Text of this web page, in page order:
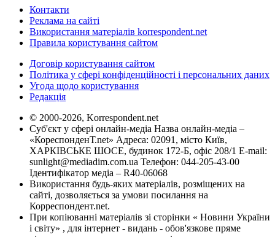
Контакти
Реклама на сайті
Використання матеріалів korrespondent.net
Правила користування сайтом
Договір користування сайтом
Політика у сфері конфіденційності і персональних даних
Угода щодо користування
Редакція
© 2000-2026, Korrespondent.net
Суб'єкт у сфері онлайн-медіа Назва онлайн-медіа –
«КореспонденТ.net» Адреса: 02091, місто Київ,
ХАРКІВСЬКЕ ШОСЕ, будинок 172-Б, офіс 208/1 E-mail:
sunlight@mediadim.com.ua Телефон: 044-205-43-00
Ідентифікатор медіа – R40-06068
Використання будь-яких матеріалів, розміщених на
сайті, дозволяється за умови посилання на
Корреспондент.net.
При копіюванні матеріалів зі сторінки « Новини України
і світу» , для інтернет - видань - обов'язкове пряме